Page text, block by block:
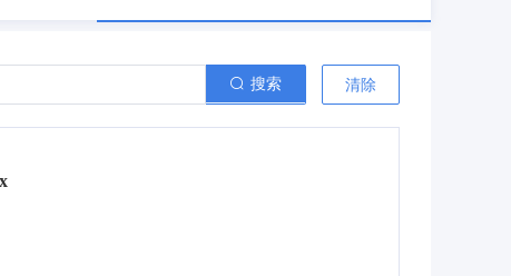
搜索 清除